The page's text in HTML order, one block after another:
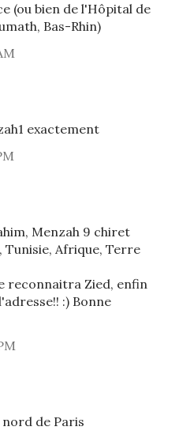
(ou bien de l'Hôpital de
Bas-Rhin)
exactement
Menzah 9 chiret
Tunisie, Afrique, Terre
reconnaitra Zied, enfin
:) Bonne
nord de Paris